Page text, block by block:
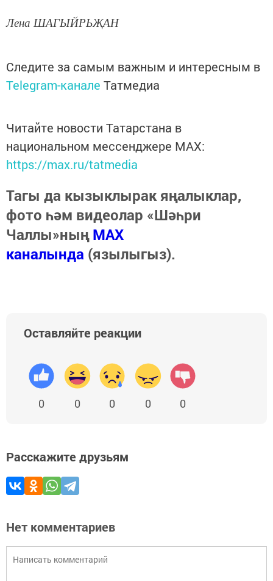
Лена ШАГЫЙРЬҖАН
Следите за самым важным и интересным в
Telegram-канале Татмедиа
Читайте новости Татарстана в
национальном мессенджере MАХ:
https://max.ru/tatmedia
Тагы да кызыклырак яңалыклар,
фото һәм видеолар «Шәһри
Чаллы»ныңMAX
каналында (язылыгыз).
Оставляйте реакции
0 0 0 0 0
Расскажите друзьям
Нет комментариев